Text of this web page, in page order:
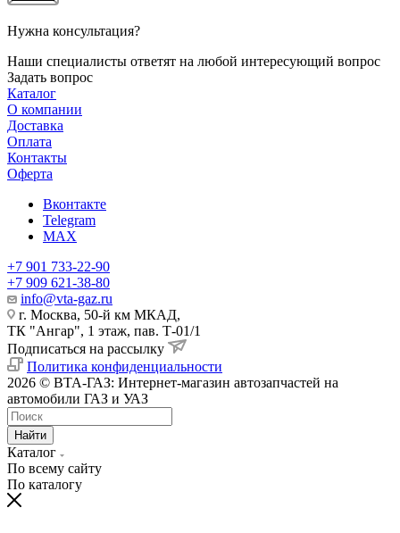
Нужна консультация?
Наши специалисты ответят на любой интересующий вопрос
Задать вопрос
Каталог
О компании
Доставка
Оплата
Контакты
Оферта
Вконтакте
Telegram
MAX
+7 901 733-22-90
+7 909 621-38-80
info@vta-gaz.ru
г. Москва, 50-й км МКАД,
ТК "Ангар", 1 этаж, пав. Т-01/1
Подписаться на рассылку
Политика конфиденциальности
2026 © ВТА-ГАЗ: Интернет-магазин автозапчастей на
автомобили ГАЗ и УАЗ
Найти
Каталог
По всему сайту
По каталогу